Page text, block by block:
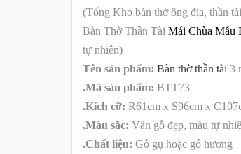
(Tổng Kho bàn thờ ông địa, thần
Bàn Thờ Thần Tài Mái Chùa Mẫu
tự nhiên)
Tên sản phẩm: Bàn thờ thần tài 3
.Mã sản phẩm: BTT73
.Kích cỡ: R61cm x S96cm x
.Màu săc: Vân gỗ đẹp, màu tự
.Chất liệu: Gỗ gụ hoặc gỗ hương